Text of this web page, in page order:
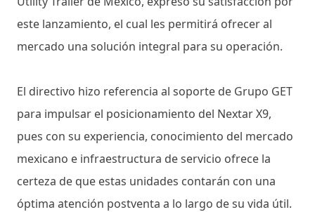
este lanzamiento, el cual les permitirá ofrecer al
mercado una solución integral para su operación.
El directivo hizo referencia al soporte de Grupo GET
para impulsar el posicionamiento del Nextar X9,
pues con su experiencia, conocimiento del mercado
mexicano e infraestructura de servicio ofrece la
certeza de que estas unidades contarán con una
óptima atención postventa a lo largo de su vida útil.